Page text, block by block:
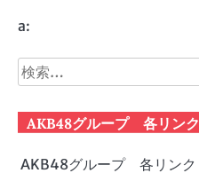
a:
検
索:
AKB48グループ 各リンク
AKB48グループ 各リンク